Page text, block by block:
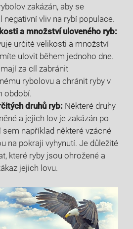
zakázán, aby se
negativní vliv na​ rybí populace.
a ‌množství uloveného ryb:
určité velikosti a množství
ulovit během‍ jednoho dne.
za cíl zabránit
rybolovu a chránit ryby v‍
⁢období.
druhů ryb: Některé ⁣druhy ​
a jejich lov je ​zakázán po
sem například některé vzácné
na pokraji ​vyhynutí. Je důležité
které ryby jsou ohrožené a⁤
jejich lovu.